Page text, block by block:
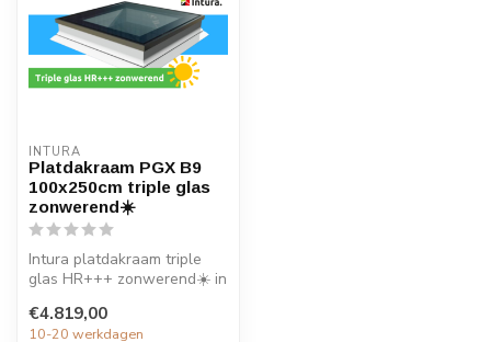
INTURA
Platdakraam PGX B9
100x250cm triple glas
zonwerend☀️
Intura platdakraam triple
glas HR+++ zonwerend☀️ in
ideaal...
€4.819,00
10-20 werkdagen